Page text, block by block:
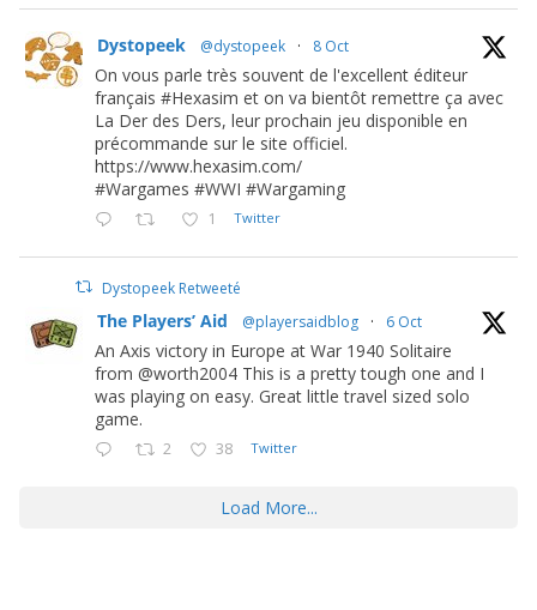
Dystopeek @dystopeek · 8 Oct
On vous parle très souvent de l'excellent éditeur
français #Hexasim et on va bientôt remettre ça avec
La Der des Ders, leur prochain jeu disponible en
précommande sur le site officiel.
https://www.hexasim.com/
#Wargames #WWI #Wargaming
1 Twitter
Dystopeek Retweeté
The Players’ Aid @playersaidblog · 6 Oct
An Axis victory in Europe at War 1940 Solitaire
from @worth2004 This is a pretty tough one and I
was playing on easy. Great little travel sized solo
game.
2 38 Twitter
Load More...